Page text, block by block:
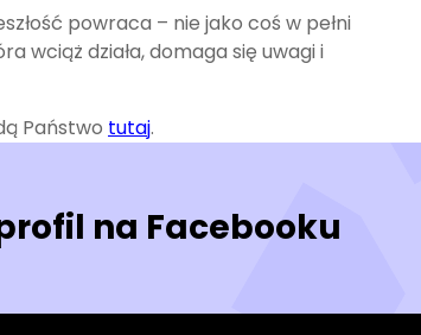
powraca – nie jako coś w pełni
wciąż działa, domaga się uwagi i
Państwo tutaj.
na Facebooku